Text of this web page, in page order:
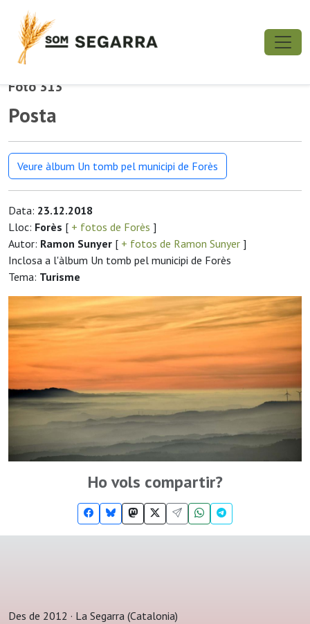
Foto 313
Posta
Veure àlbum Un tomb pel municipi de Forès
Data: 23.12.2018
Lloc: Forès [ + fotos de Forès ]
Autor: Ramon Sunyer [ + fotos de Ramon Sunyer ]
Inclosa a l'àlbum Un tomb pel municipi de Forès
Tema: Turisme
Ho vols compartir?
Des de 2012 · La Segarra (Catalonia)